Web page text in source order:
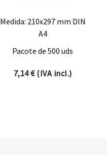
Medida: 210x297 mm DIN
A4
Pacote de 500 uds
7,14€(IVA incl.)